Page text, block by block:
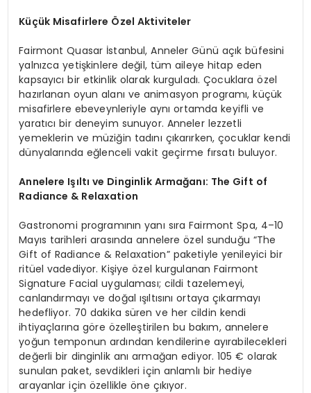
Küçük Misafirlere Özel Aktiviteler
Fairmont Quasar İstanbul, Anneler Günü açık büfesini
yalnızca yetişkinlere değil, tüm aileye hitap eden
kapsayıcı bir etkinlik olarak kurguladı. Çocuklara özel
hazırlanan oyun alanı ve animasyon programı, küçük
misafirlere ebeveynleriyle aynı ortamda keyifli ve
yaratıcı bir deneyim sunuyor. Anneler lezzetli
yemeklerin ve müziğin tadını çıkarırken, çocuklar kendi
dünyalarında eğlenceli vakit geçirme fırsatı buluyor.
Annelere Işıltı ve Dinginlik Armağanı: The Gift of
Radiance & Relaxation
Gastronomi programının yanı sıra Fairmont Spa, 4–10
Mayıs tarihleri arasında annelere özel sunduğu “The
Gift of Radiance & Relaxation” paketiyle yenileyici bir
ritüel vadediyor. Kişiye özel kurgulanan Fairmont
Signature Facial uygulaması; cildi tazelemeyi,
canlandırmayı ve doğal ışıltısını ortaya çıkarmayı
hedefliyor. 70 dakika süren ve her cildin kendi
ihtiyaçlarına göre özelleştirilen bu bakım, annelere
yoğun temponun ardından kendilerine ayırabilecekleri
değerli bir dinginlik anı armağan ediyor. 105 € olarak
sunulan paket, sevdikleri için anlamlı bir hediye
arayanlar için özellikle öne çıkıyor.